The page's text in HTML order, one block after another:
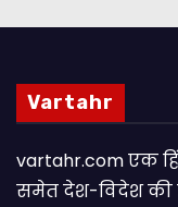
Vartahr
vartahr.com एक
समेत देश-विदेश की